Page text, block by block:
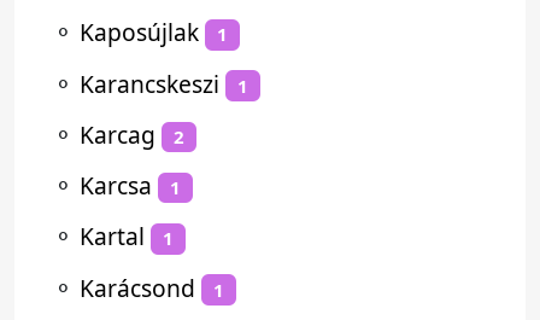
⚬ Kaposújlak 1
⚬ Karancskeszi 1
⚬ Karcag 2
⚬ Karcsa 1
⚬ Kartal 1
⚬ Karácsond 1